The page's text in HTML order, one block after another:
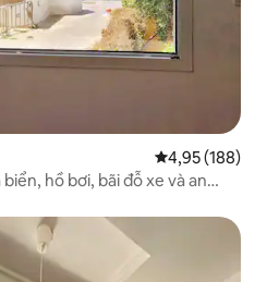
Xếp hạng
4,95 (188)
hồ bơi, bãi đỗ xe và an